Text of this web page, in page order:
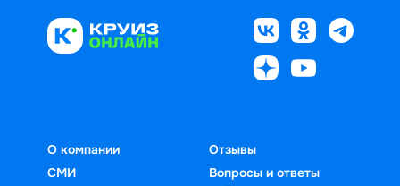
О компании
СМИ
Отзывы
Вопросы и ответы